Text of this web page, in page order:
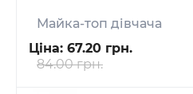
Майка-топ дівчача
Ціна: 67.20 грн.
84.00 грн.